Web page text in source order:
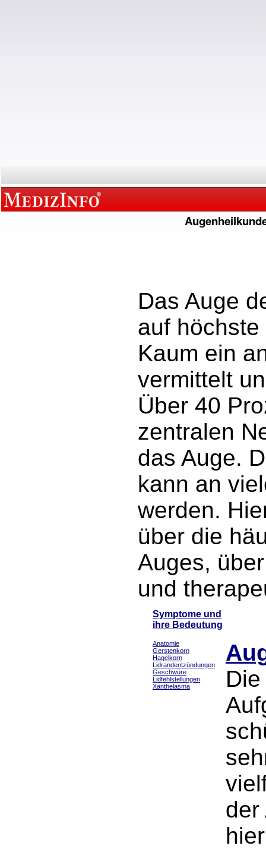
Das Auge
auf
Kaum ein
vermittelt
Über 40
zentralen
das Auge.
kann an
werden.
über die
Auges,
und
Symptome und
ihre Bedeutung
Anatomie
Gerstenkorn
Hagelkorn
Lidrandentzündungen
Geschwüre
Lidfehlstellungen
Xanthelasma
der